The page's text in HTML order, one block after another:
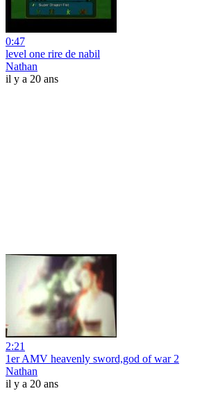
0:47
level one rire de nabil
Nathan
il y a 20 ans
2:21
1er AMV heavenly sword,god of war 2
Nathan
il y a 20 ans